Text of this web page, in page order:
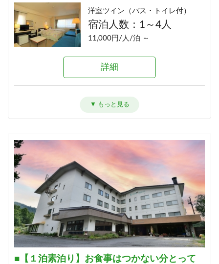
洋室ツイン（バス・トイレ付）
宿泊人数：1～4人
11,000円/人/泊 ～
詳細
■【１泊素泊り】お食事はつかない分とって